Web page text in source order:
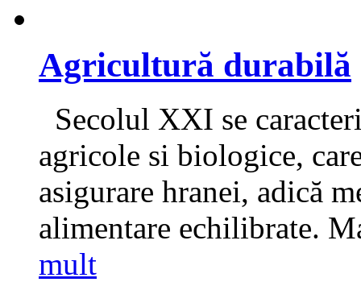
Agricultură durabilă
Secolul XXI se
agricole si biologice,
asigurare hranei, adică
alimentare echilibrate.
mult